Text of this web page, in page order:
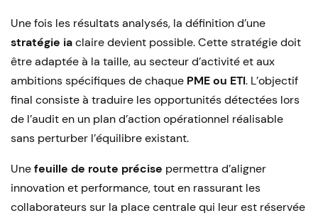
Une fois les résultats analysés, la définition d’une
stratégie iaclaire devient possible. Cette stratégie doit
être adaptée à la taille, au secteur d’activité et aux
ambitions spécifiques de chaque PME ou ETI. L’objectif
final consiste à traduire les opportunités détectées lors
de l’audit en un plan d’action opérationnel réalisable
sans perturber l’équilibre existant.
Unefeuille de route précise permettra d’aligner
innovation et performance, tout en rassurant les
collaborateurs sur la place centrale qui leur est réservée